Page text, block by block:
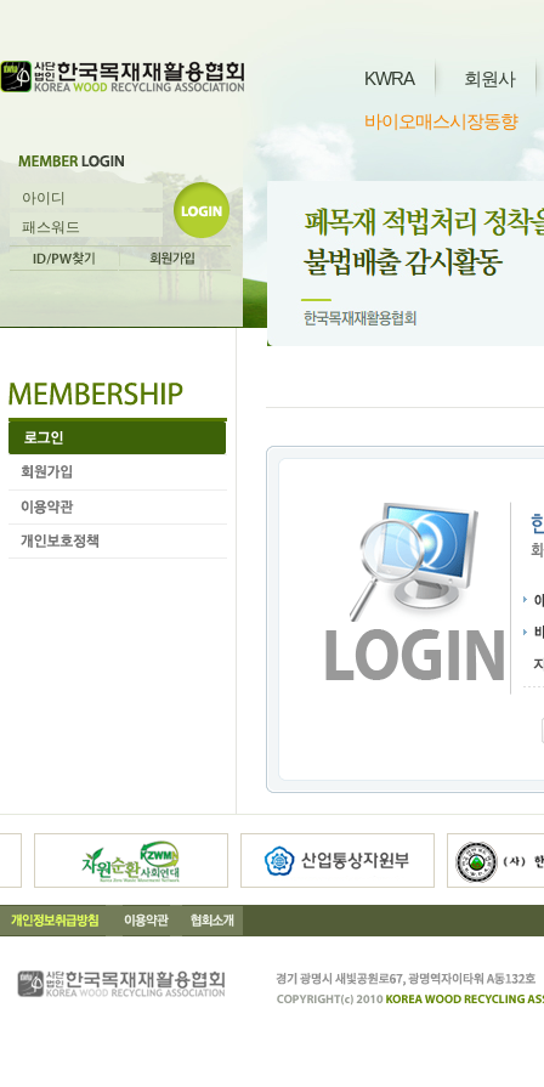
KWRA 회원사
바이오매스시장동향